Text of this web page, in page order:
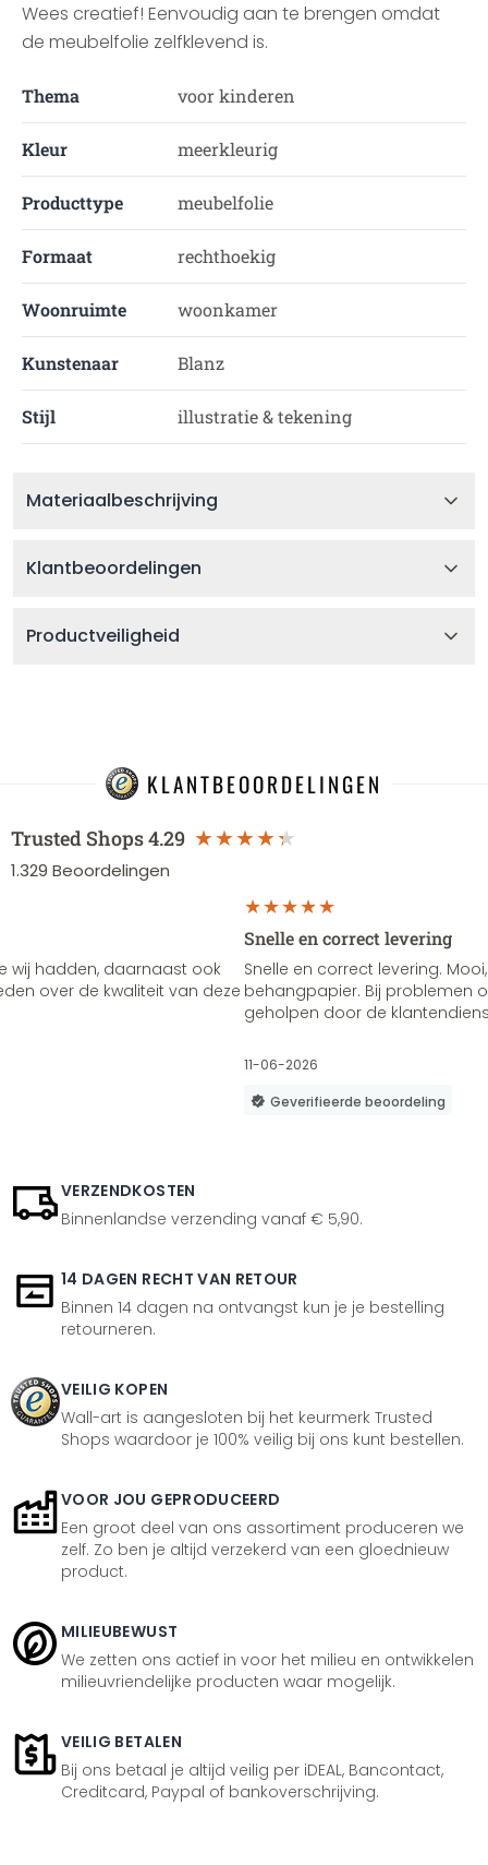
Wees creatief! Eenvoudig aan te brengen omdat
de meubelfolie zelfklevend is.
Thema voor kinderen
Kleur meerkleurig
Producttype meubelfolie
Formaat rechthoekig
Woonruimte woonkamer
Kunstenaar Blanz
Stijl illustratie & tekening
Materiaalbeschrijving
Klantbeoordelingen
Productveiligheid
KLANTBEOORDELINGEN
Trusted Shops4.29
1.329 Beoordelingen
wij hadden, daarnaast ook
over de kwaliteit van deze
Snelle en correct levering
Snelle en correct levering.
behangpapier. Bij problemen
geholpen door de
11-06-2026
Geverifieerde beoordeling
VERZENDKOSTEN
Binnenlandse verzending vanaf € 5,90.
14 DAGEN RECHT VAN RETOUR
Binnen 14 dagen na ontvangst kun je je bestelling
retourneren.
VEILIG KOPEN
Wall-art is aangesloten bij het keurmerk Trusted
Shops waardoor je 100% veilig bij ons kunt bestellen.
VOOR JOU GEPRODUCEERD
Een groot deel van ons assortiment produceren we
zelf. Zo ben je altijd verzekerd van een gloednieuw
product.
MILIEUBEWUST
We zetten ons actief in voor het milieu en ontwikkelen
milieuvriendelijke producten waar mogelijk.
VEILIG BETALEN
Bij ons betaal je altijd veilig per iDEAL, Bancontact,
Creditcard, Paypal of bankoverschrijving.